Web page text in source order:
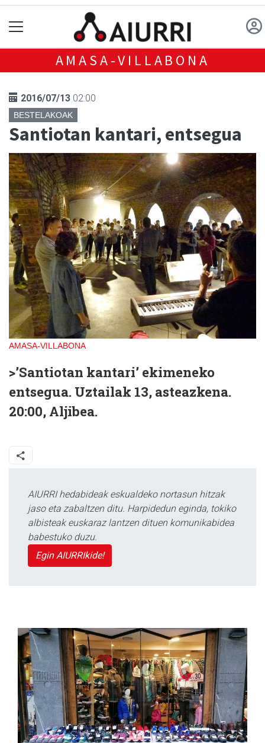
AMASA-VILLABONA
2016/07/13 02:00
BESTELAKOAK
Santiotan kantari, entsegua
AMASA-VILLABONA
>’Santiotan kantari’ ekimeneko
entsegua. Uztailak 13, asteazkena.
20:00, Aljibea.
AIURRI hedabideak eskualdeko nortasun hitzak
jaso eta zabaltzen ditu. Harpidedun eginda, tokiko
albisteak euskaraz lantzen dituen komunikabidea
babestuko duzu.
Egin AIURRIkide!